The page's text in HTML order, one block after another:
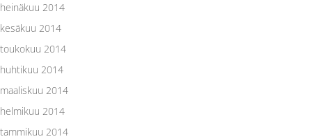
heinäkuu 2014
kesäkuu 2014
toukokuu 2014
huhtikuu 2014
maaliskuu 2014
helmikuu 2014
tammikuu 2014